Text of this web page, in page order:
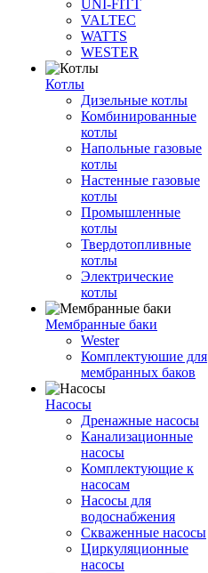
UNI-FITT
VALTEC
WATTS
WESTER
Котлы
Дизельные котлы
Комбинированные
котлы
Напольные газовые
котлы
Настенные газовые
котлы
Промышленные
котлы
Твердотопливные
котлы
Электрические
котлы
Мембранные баки
Wester
Комплектуюшие для
мембранных баков
Насосы
Дренажные насосы
Канализационные
насосы
Комплектующие к
насосам
Насосы для
водоснабжения
Скваженные насосы
Циркуляционные
насосы